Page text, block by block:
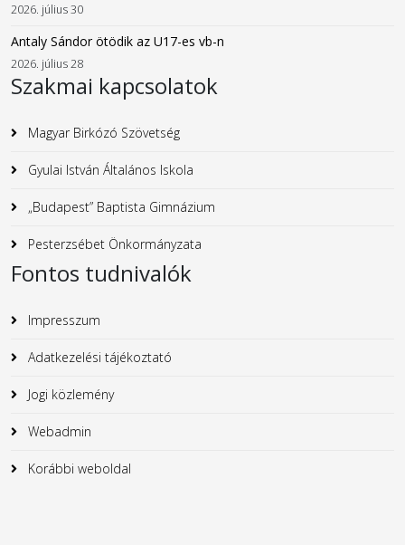
2026. július 30
Antaly Sándor ötödik az U17-es vb-n
2026. július 28
Szakmai kapcsolatok
Magyar Birkózó Szövetség
Gyulai István Általános Iskola
„Budapest” Baptista Gimnázium
Pesterzsébet Önkormányzata
Fontos tudnivalók
Impresszum
Adatkezelési tájékoztató
Jogi közlemény
Webadmin
Korábbi weboldal